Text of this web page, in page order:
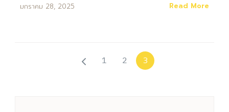
มกราคม 28, 2025 Read More
1 2 3